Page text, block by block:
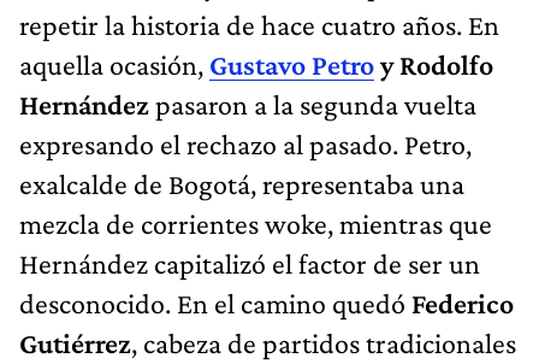
repetir la historia de hace cuatro años. En
aquella ocasión, Gustavo Petroy Rodolfo
Hernándezpasaron a la segunda vuelta
expresando el rechazo al pasado. Petro,
exalcalde de Bogotá, representaba una
mezcla de corrientes woke, mientras que
Hernández capitalizó el factor de ser un
desconocido. En el camino quedó Federico
Gutiérrez, cabeza de partidos tradicionales